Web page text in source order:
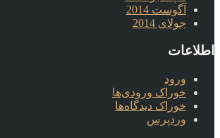
آگوست 2014
جولای 2014
اطلاعات
ورود
خوراک ورودی‌ها
خوراک دیدگاه‌ها
وردپرس